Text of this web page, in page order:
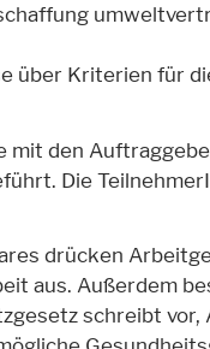
über Kriterien für
mit den
Die
drücken
aus. Außerdem
schreibt